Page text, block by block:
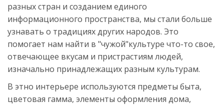
разных стран и созданием единого
информационного пространства, мы стали больше
узнавать о традициях других народов. Это
помогает нам найти в "чужой"культуре что-то свое,
отвечающее вкусам и пристрастиям людей,
изначально принадлежащих разным культурам.
В этно интерьере используются предметы быта,
цветовая гамма, элементы оформления дома,